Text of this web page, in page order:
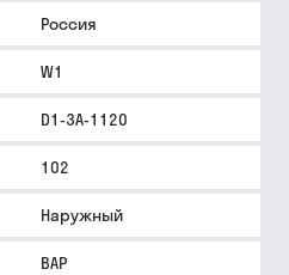
Россия
W1
D1-3A-1120
102
Наружный
BAP